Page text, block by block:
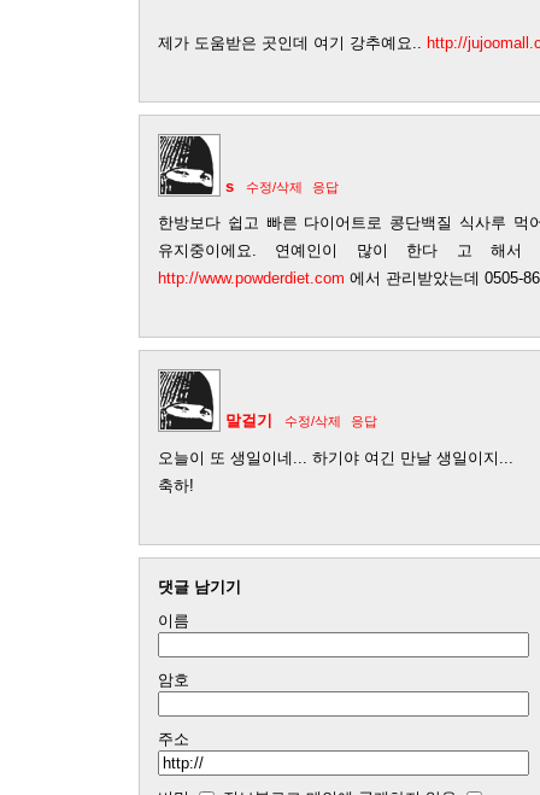
제가 도움받은 곳인데 여기 강추예요.. http://
s 수정/삭제 응답
한방보다 쉽고 빠른 다이어트로 콩단백질 식사루 먹
유지중이에요. 연예인이 많이 한다 고 해서
http://www.powderdiet.com 에서 관리받았는데 0505-
말걸기 수정/삭제 응답
오늘이 또 생일이네... 하기야 여긴 만날 생일이지...
축하!
댓글 남기기
이름
암호
주소